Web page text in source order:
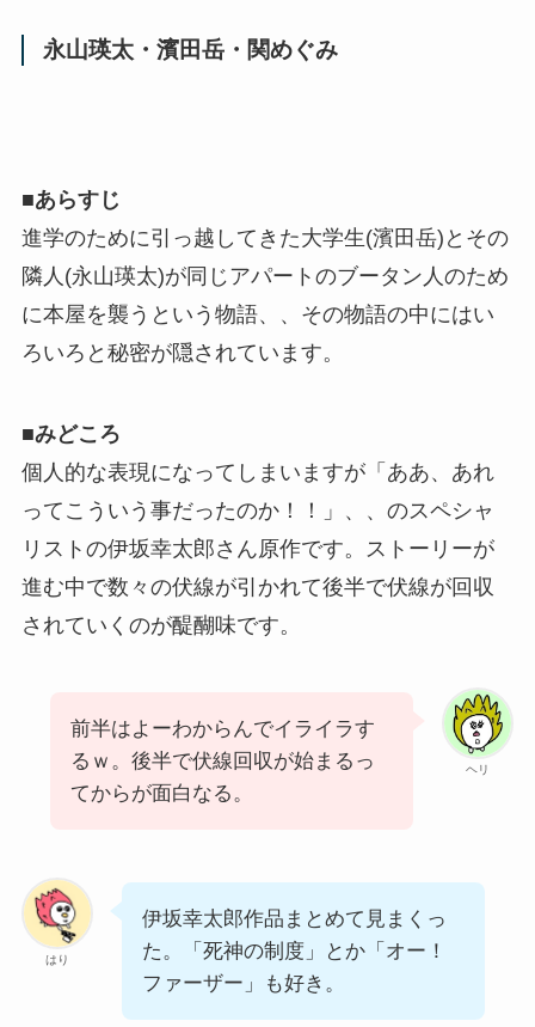
永山瑛太・濱田岳・関めぐみ
■あらすじ
進学のために引っ越してきた大学生(濱田岳)とその
隣人(永山瑛太)が同じアパートのブータン人のため
に本屋を襲うという物語、、その物語の中にはい
ろいろと秘密が隠されています。
■みどころ
個人的な表現になってしまいますが「ああ、あれ
ってこういう事だったのか！！」、、のスペシャ
リストの伊坂幸太郎さん原作です。ストーリーが
進む中で数々の伏線が引かれて後半で伏線が回収
されていくのが醍醐味です。
ヘリ
前半はよーわからんでイライラす
るｗ。後半で伏線回収が始まるっ
てからが面白なる。
はり
伊坂幸太郎作品まとめて見まくっ
た。「死神の制度」とか「オー！
ファーザー」も好き。